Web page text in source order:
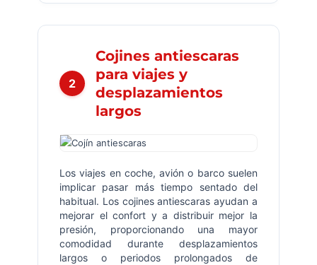
2
Cojines antiescaras
para viajes y
desplazamientos
largos
Los viajes en coche, avión o barco suelen
implicar pasar más tiempo sentado del
habitual. Los cojines antiescaras ayudan a
mejorar el confort y a distribuir mejor la
presión, proporcionando una mayor
comodidad durante desplazamientos
largos o periodos prolongados de